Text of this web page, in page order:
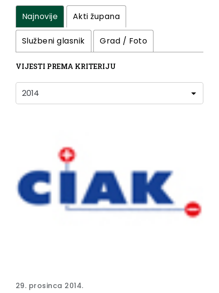
Najnovije Akti župana
Službeni glasnik Grad / Foto
VIJESTI PREMA KRITERIJU
29. prosinca 2014.